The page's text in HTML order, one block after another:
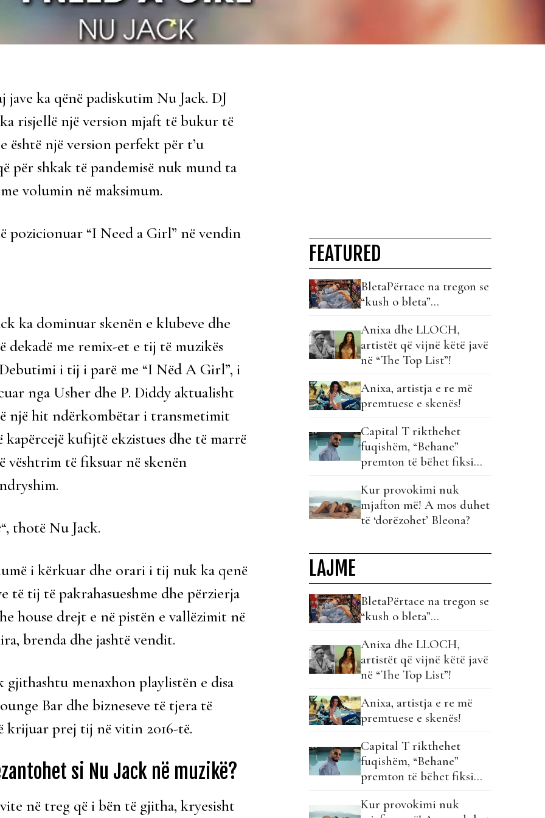
ka qënë padiskutim Nu Jack. DJ
risjellë një version mjaft të bukur të
është një version perfekt për t’u
për shkak të pandemisë nuk mund ta
volumin në maksimum.
pozicionuar “I Need a Girl” në vendin
ka dominuar skenën e klubeve dhe
dekadë me remix-et e tij të muzikës
i tij i parë me “I Nëd A Girl”, i
nga Usher dhe P. Diddy aktualisht
hit ndërkombëtar i transmetimit
kufijtë ekzistues dhe të marrë
vështrim të fiksuar në skenën
“, thotë Nu Jack.
i kërkuar dhe orari i tij nuk ka qenë
tij të pakrahasueshme dhe përzierja
house drejt e në pistën e vallëzimit në
brenda dhe jashtë vendit.
menaxhon playlistën e disa
Bar dhe bizneseve të tjera të
krijuar prej tij në vitin 2016-të.
si Nu Jack në muzikë?
në treg që i bën të gjitha, kryesisht
FEATURED
BletaPërtace na tregon se
“kush o bleta”…
Anixa dhe LLOCH,
artistët që vijnë këtë javë
në “The Top List”!
Anixa, artistja e re më
premtuese e skenës!
Capital T rikthehet
fuqishëm, “Behane”
premton të bëhet fiksimi
Kur provokimi nuk
mjafton më! A mos duhet
të ‘dorëzohet’ Bleona?
LAJME
BletaPërtace na tregon se
“kush o bleta”…
Anixa dhe LLOCH,
artistët që vijnë këtë javë
në “The Top List”!
Anixa, artistja e re më
premtuese e skenës!
Capital T rikthehet
fuqishëm, “Behane”
premton të bëhet fiksimi
Kur provokimi nuk